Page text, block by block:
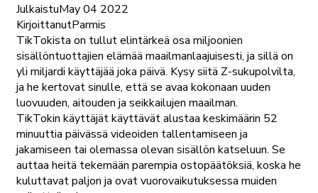
JulkaistuMay 04 2022
KirjoittanutParmis
TikTokista on tullut elintärkeä osa miljoonien
sisällöntuottajien elämää maailmanlaajuisesti, ja sillä on
yli miljardi käyttäjää joka päivä. Kysy siitä Z-sukupolvilta,
ja he kertovat sinulle, että se avaa kokonaan uuden
luovuuden, aitouden ja seikkailujen maailman.
TikTokin käyttäjät käyttävät alustaa keskimäärin 52
minuuttia päivässä videoiden tallentamiseen ja
jakamiseen tai olemassa olevan sisällön katseluun. Se
auttaa heitä tekemään parempia ostopäätöksiä, koska he
kuluttavat paljon ja ovat vuorovaikutuksessa muiden